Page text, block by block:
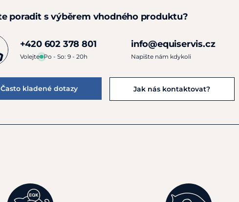
poradit s výběrem vhodného produktu?
+420 602 378 801
Volejte Po - So: 9 - 20h
info@equiservis.cz
Napište nám kdykoli
Často kladené dotazy Jak nás kontaktovat?